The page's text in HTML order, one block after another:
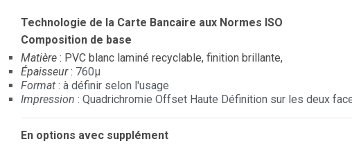
Technologie de la Carte Bancaire aux Normes ISO
Composition de base
Matière : PVC blanc laminé recyclable, finition brillante,
Épaisseur: 760µ
Format : à définir selon l'usage
Impression : Quadrichromie Offset Haute Définition sur les deux
En options avec supplément